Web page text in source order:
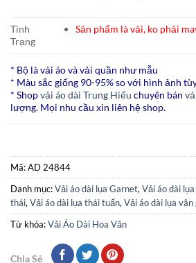
Tình
Trạng
Sản phẩm là vải, ko phải
* Bộ là vải áo và vải quần như mẫu
* Màu sắc giống 90-95% so với hình ảnh
* Shopvải áo dài Trung Hiếu chuyên bán
lượng. Mọi nhu cầu xin liên hệ shop.
Mã:AD 24844
Danh mục:Vải áo dài lụa Garnet,Vải áo dài
thái,Vải áo dài lụa thái tuấn,Vải áo dài lụa vân
Từ khóa:Vải Áo Dài Hoa Văn
Chia Sẻ